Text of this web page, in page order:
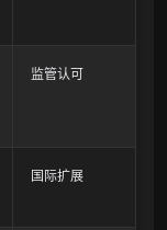
监管认可
国际扩展